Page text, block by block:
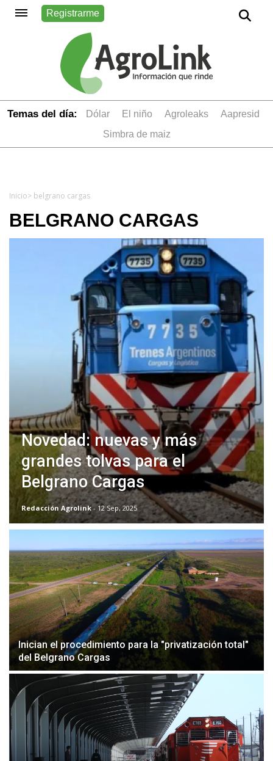
Registrarme
Temas del día: dólar el niño Agroleaks
aapresid
simbra de maiz
Inicio> belgrano cargas
BELGRANO CARGAS
Novedad: nuevas y más
grandes tolvas para el
Belgrano Cargas
Redacción Agrolink - 12 Sep, 2025
Inician el procedimiento para la "privatización total"
del Belgrano Cargas